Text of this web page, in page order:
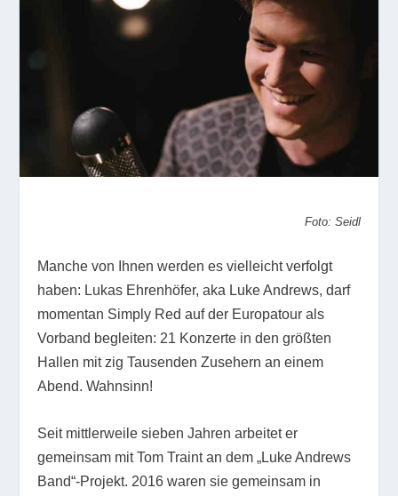
Foto: Seidl
Manche von Ihnen werden es vielleicht verfolgt
haben: Lukas Ehrenhöfer, aka Luke Andrews, darf
momentan Simply Red auf der Europatour als
Vorband begleiten: 21 Konzerte in den größten
Hallen mit zig Tausenden Zusehern an einem
Abend. Wahnsinn!
Seit mittlerweile sieben Jahren arbeitet er
gemeinsam mit Tom Traint an dem „Luke Andrews
Band“-Projekt. 2016 waren sie gemeinsam in